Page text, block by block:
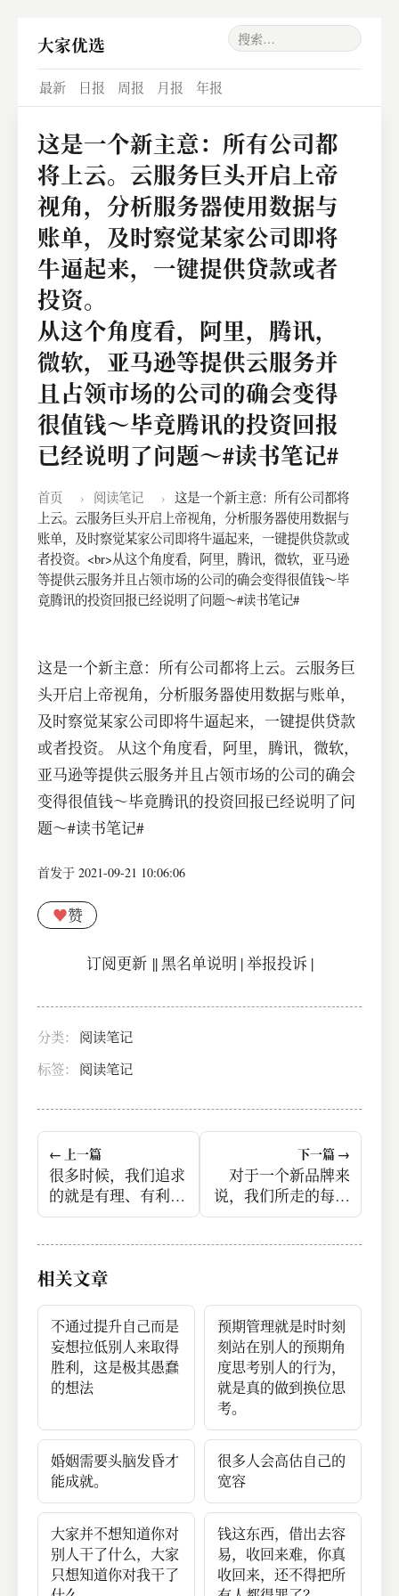
大家优选
最新 日报 周报 月报 年报
这是一个新主意：所有公司都
将上云。云服务巨头开启上帝
视角，分析服务器使用数据与
账单，及时察觉某家公司即将
牛逼起来，一键提供贷款或者
投资。
从这个角度看，阿里，腾讯，
微软，亚马逊等提供云服务并
且占领市场的公司的确会变得
很值钱～毕竟腾讯的投资回报
已经说明了问题～#读书笔记#
首页 › 阅读笔记 ›
这是一个新主意：所有公司都将
上云。云服务巨头开启上帝视角，分析服务器使用数据与
账单，及时察觉某家公司即将牛逼起来，一键提供贷款或
者投资。<br>从这个角度看，阿里，腾讯，微软，亚马逊
等提供云服务并且占领市场的公司的确会变得很值钱～毕
竟腾讯的投资回报已经说明了问题～#读书笔记#
这是一个新主意：所有公司都将上云。云服务巨
头开启上帝视角，分析服务器使用数据与账单，
及时察觉某家公司即将牛逼起来，一键提供贷款
或者投资。 从这个角度看，阿里，腾讯，微软，
亚马逊等提供云服务并且占领市场的公司的确会
变得很值钱～毕竟腾讯的投资回报已经说明了问
题～#读书笔记#
首发于 2021-09-21 10:06:06
♥赞
订阅更新||黑名单说明 |举报投诉 |
分类：
阅读笔记
标签：
阅读笔记
← 上一篇
很多时候，我们追求
的就是有理、有利、
有节。 怎么尽量让
得过去，这就叫体
下一篇 →
对于一个新品牌来
说，我们所走的每一
步，不仅要为品牌建
低消费者选择成本。
#读书笔记#
相关文章
不通过提升自己而是
妄想拉低别人来取得
胜利，这是极其愚蠢
的想法
预期管理就是时时刻
刻站在别人的预期角
度思考别人的行为，
就是真的做到换位思
考。
婚姻需要头脑发昏才
能成就。
很多人会高估自己的
宽容
大家并不想知道你对
别人干了什么，大家
只想知道你对我干了
钱这东西，借出去容
易，收回来难，你真
收回来，还不得把所